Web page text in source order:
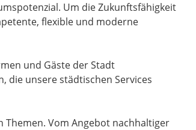
Um die Zukunftsfähigkeit
flexible und moderne
und Gäste der Stadt
die unsere städtischen Services
Themen. Vom Angebot nachhaltiger